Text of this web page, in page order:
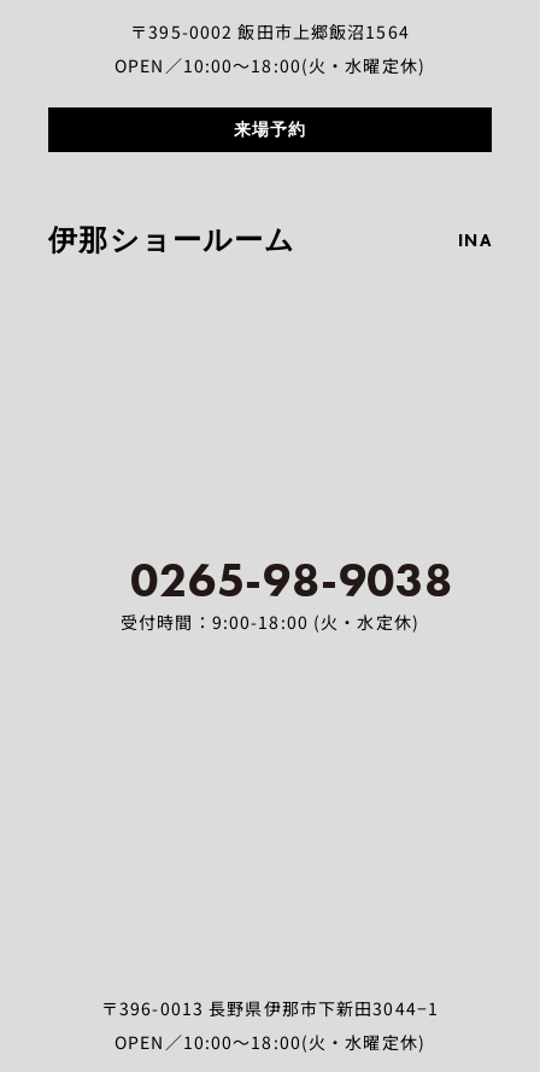
〒395-0002 飯田市上郷飯沼1564
OPEN／10:00～18:00(火・水曜定休)
来場予約
伊那ショールーム INA
0265-98-9038
受付時間：9:00-18:00 (火・水定休)
〒396-0013 長野県伊那市下新田3044−1
OPEN／10:00～18:00(火・水曜定休)